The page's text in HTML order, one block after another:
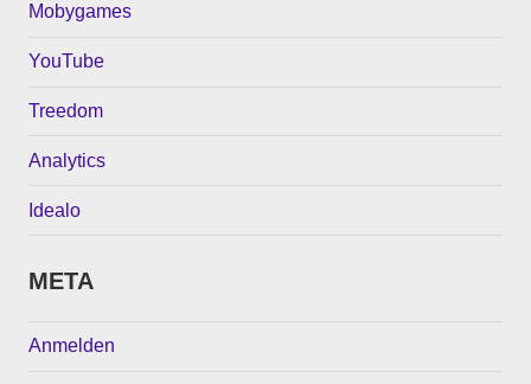
Mobygames
YouTube
Treedom
Analytics
Idealo
META
Anmelden